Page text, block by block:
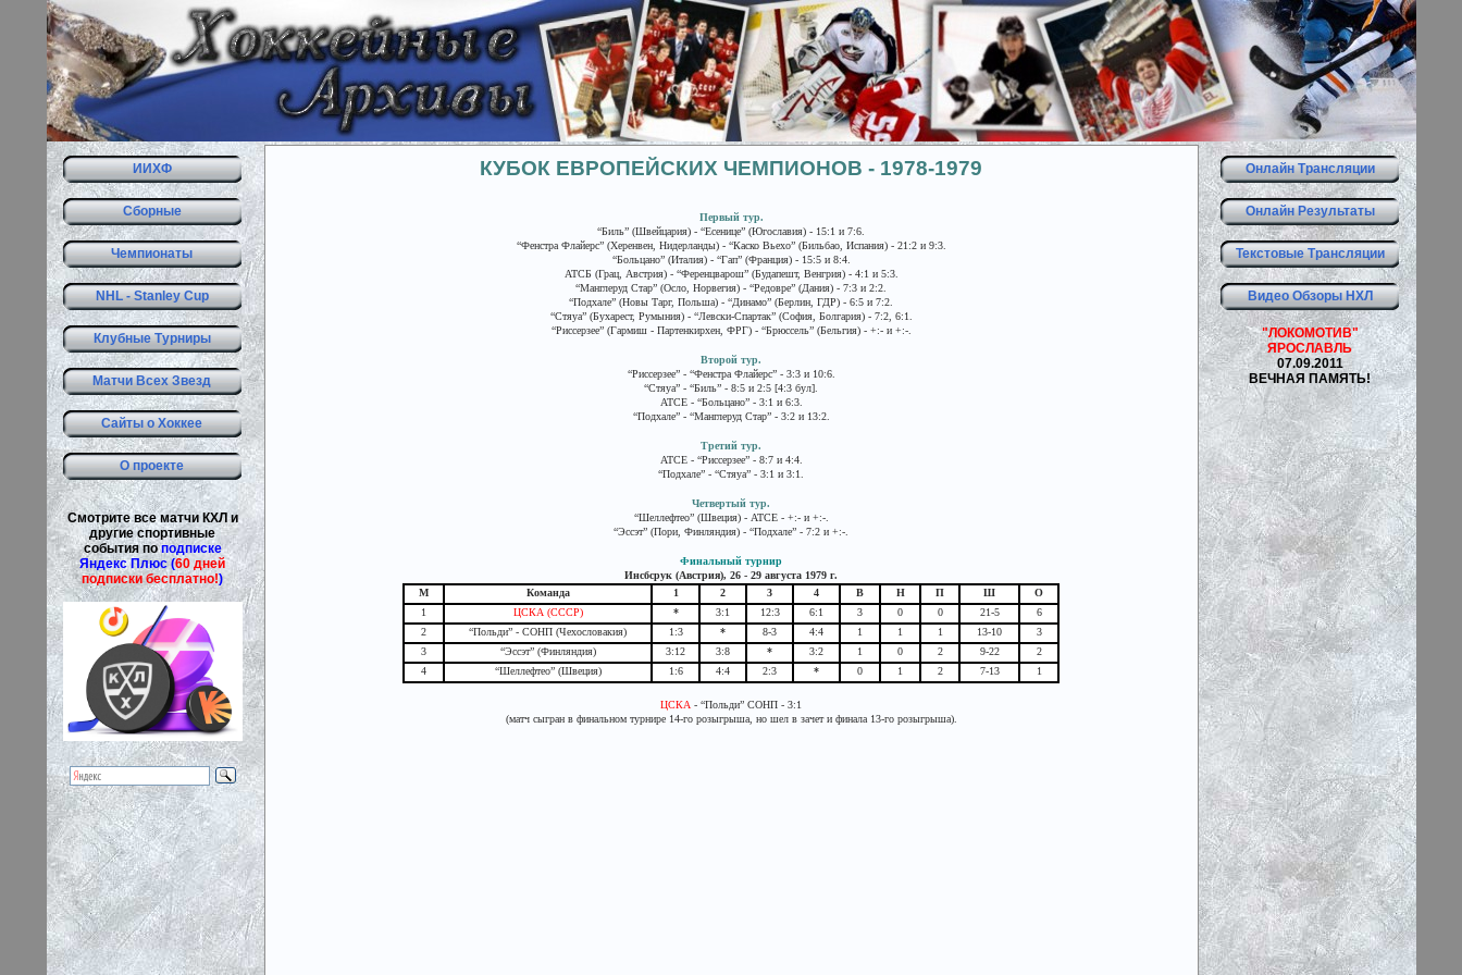
ИИХФ
Сборные
Чемпионаты
NHL - Stanley Cup
Клубные Турниры
Матчи Всех Звезд
Сайты о Хоккее
О проекте
Смотрите все матчи КХЛ и
другие спортивные
события поподписке
Яндекс Плюс (60 дней
подписки бесплатно!)
Онлайн Трансляции
Онлайн Результаты
Текстовые Трансляции
Видео Обзоры НХЛ
"ЛОКОМОТИВ"
ЯРОСЛАВЛЬ
07.09.2011
ВЕЧНАЯ ПАМЯТЬ!
КУБОК ЕВРОПЕЙСКИХ ЧЕМПИОНОВ - 1978-1979
Первый тур.
“Биль” (Швейцария) - “Есенице” (Югославия) - 15:1 и 7:6.
“Фенстра Флайерс” (Херенвен, Нидерланды) - “Каско Вьехо” (Бильбао, Испания) - 21:2 и 9:3.
“Больцано” (Италия) - “Гап” (Франция) - 15:5 и 8:4.
АТСБ (Грац, Австрия) - “Ференцварош” (Будапешт, Венгрия) - 4:1 и 5:3.
“Манглеруд Стар” (Осло, Норвегия) - “Редовре” (Дания) - 7:3 и 2:2.
“Подхале” (Новы Тарг, Польша) - “Динамо” (Берлин, ГДР) - 6:5 и 7:2.
“Стяуа” (Бухарест, Румыния) - “Левски-Спартак” (София, Болгария) - 7:2, 6:1.
“Риссерзее” (Гармиш - Партенкирхен, ФРГ) - “Брюссель” (Бельгия) - +:- и +:-.
Второй тур.
“Риссерзее” - “Фенстра Флайерс” - 3:3 и 10:6.
“Стяуа” - “Биль” - 8:5 и 2:5 [4:3 бул].
АТСЕ - “Больцано” - 3:1 и 6:3.
“Подхале” - “Манглеруд Стар” - 3:2 и 13:2.
Третий тур.
АТСЕ - “Риссерзее” - 8:7 и 4:4.
“Подхале” - “Стяуа” - 3:1 и 3:1.
Четвертый тур.
“Шеллефтео” (Швеция) - АТСЕ - +:- и +:-.
“Эссэт” (Пори, Финляндия) - “Подхале” - 7:2 и +:-.
Финальный турнир
Инсбсрук (Австрия), 26 - 29 августа 1979 г.
М
Команда 1 2 3 4 В Н П Ш
О
1
ЦСКА (СССР) * 3:1 12:3 6:1 3 0 0 21-5
6
2
“Польди” - СОНП (Чехословакия) 1:3 * 8-3 4:4 1 1 1 13-10
3
3
“Эссэт” (Финляндия) 3:12 3:8 * 3:2 1 0 2 9-22
2
4
“Шеллефтео” (Швеция) 1:6 4:4 2:3 * 0 1 2 7-13 1
ЦСКА - “Польди” СОНП - 3:1
(матч сыгран в финальном турнире 14-го розыгрыша, но шел в зачет и финала 13-го розыгрыша).